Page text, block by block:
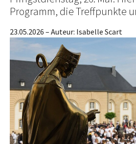
Programm, die Treffpunkte
23.05.2026 – Auteur: Isabelle Scart